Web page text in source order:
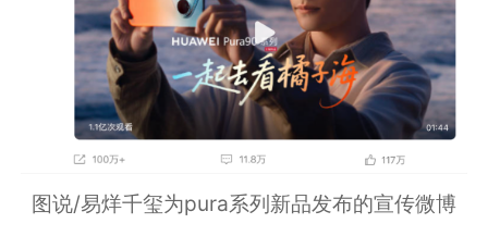
图说/易烊千玺为pura系列新品发布的宣传微博